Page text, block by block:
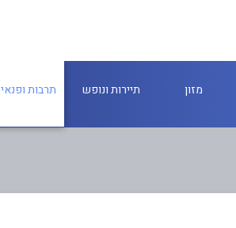
מזון תיירות ונופש תרבות ופנאי